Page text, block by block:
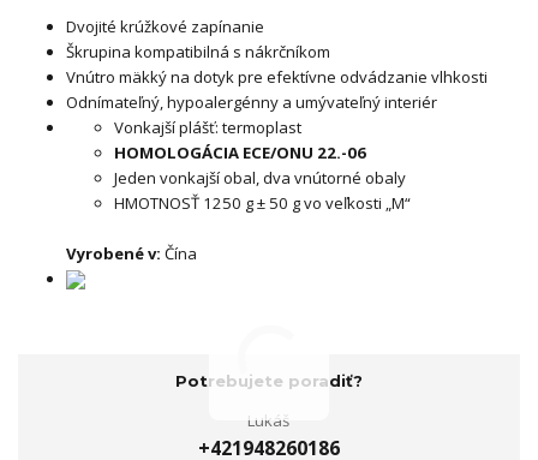
Dvojité krúžkové zapínanie
Škrupina kompatibilná s nákrčníkom
Vnútro mäkký na dotyk pre efektívne odvádzanie vlhkosti
Odnímateľný, hypoalergénny a umývateľný interiér
Vonkajší plášť: termoplast
HOMOLOGÁCIA ECE/ONU 22.-06
Jeden vonkajší obal, dva vnútorné obaly
HMOTNOSŤ 1250 g ± 50 g vo veľkosti „M“
Vyrobené v: Čína
Potrebujete poradiť?
Lukáš
+421948260186